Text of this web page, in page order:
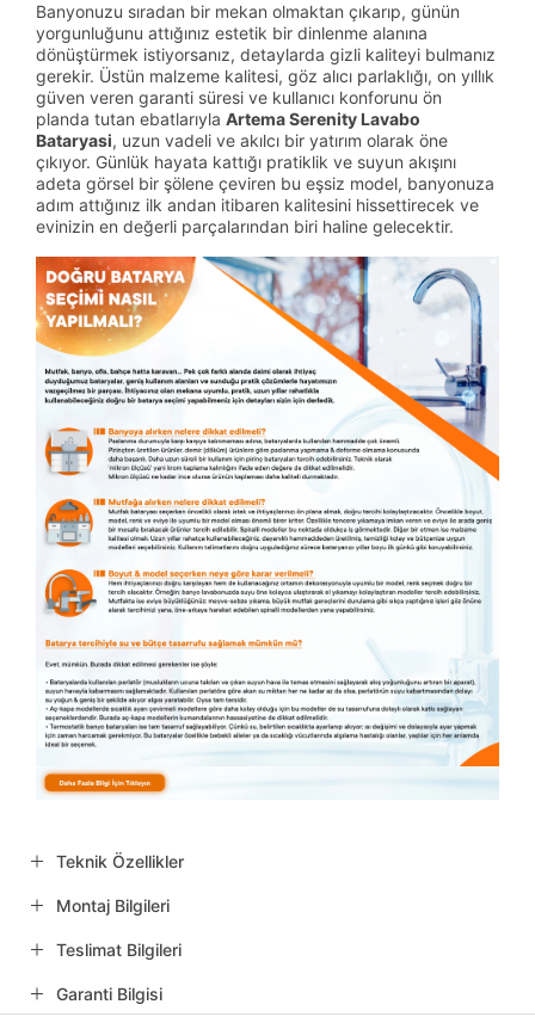
Banyonuzu sıradan bir mekan olmaktan çıkarıp, günün
yorgunluğunu attığınız estetik bir dinlenme alanına
dönüştürmek istiyorsanız, detaylarda gizli kaliteyi bulmanız
gerekir. Üstün malzeme kalitesi, göz alıcı parlaklığı, on yıllık
güven veren garanti süresi ve kullanıcı konforunu ön
planda tutan ebatlarıyla Artema Serenity Lavabo
Bataryasi, uzun vadeli ve akılcı bir yatırım olarak öne
çıkıyor. Günlük hayata kattığı pratiklik ve suyun akışını
adeta görsel bir şölene çeviren bu eşsiz model, banyonuza
adım attığınız ilk andan itibaren kalitesini hissettirecek ve
evinizin en değerli parçalarından biri haline gelecektir.
Teknik Özellikler
Montaj Bilgileri
Teslimat Bilgileri
Garanti Bilgisi